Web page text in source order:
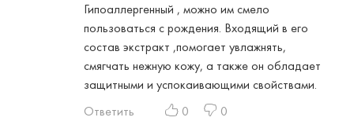
Гипоаллергенный , можно им смело
пользоваться с рождения. Входящий в его
состав экстракт ,помогает увлажнять,
смягчать нежную кожу, а также он обладает
защитными и успокаивающими свойствами.
Ответить
0 0